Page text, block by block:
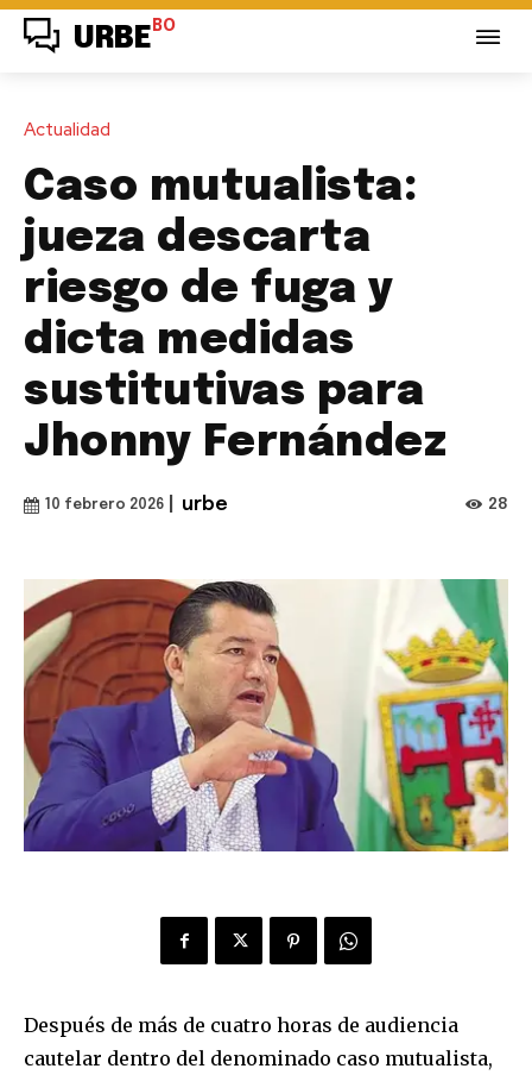
URBE BO
Actualidad
Caso mutualista:
jueza descarta
riesgo de fuga y
dicta medidas
sustitutivas para
Jhonny Fernández
10 febrero 2026 urbe 28
Después de más de cuatro horas de audiencia
cautelar dentro del denominado caso mutualista,